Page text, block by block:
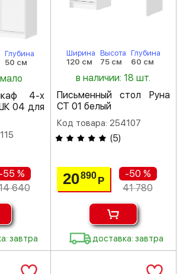
Глубина
50 см
4-х
04 для
-55 %
640
завтра
Ширина
120 см
Высота
75 см
Глубина
60 см
в наличии: 18 шт.
Письменный стол Руна
СТ 01 белый
Код товара: 254107
(5)
20890 Р
-50 %
41 780
доставка: завтра